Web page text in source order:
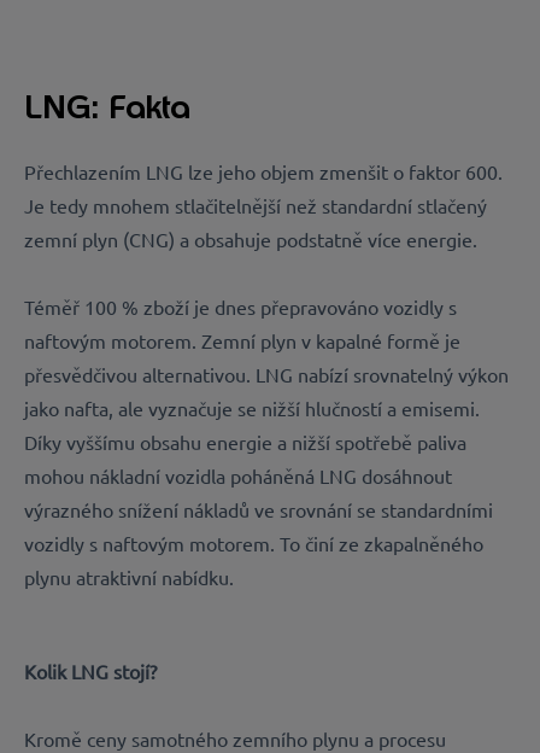
LNG: Fakta
Přechlazením LNG lze jeho objem zmenšit o faktor 600.
Je tedy mnohem stlačitelnější než standardní stlačený
zemní plyn (CNG) a obsahuje podstatně více energie.
Téměř 100 % zboží je dnes přepravováno vozidly s
naftovým motorem. Zemní plyn v kapalné formě je
přesvědčivou alternativou. LNG nabízí srovnatelný výkon
jako nafta, ale vyznačuje se nižší hlučností a emisemi.
Díky vyššímu obsahu energie a nižší spotřebě paliva
mohou nákladní vozidla poháněná LNG dosáhnout
výrazného snížení nákladů ve srovnání se standardními
vozidly s naftovým motorem. To činí ze zkapalněného
plynu atraktivní nabídku.
Kolik LNG stojí?
Kromě ceny samotného zemního plynu a procesu